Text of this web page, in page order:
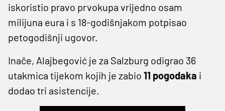
iskoristio pravo prvokupa vrijedno osam
milijuna eura i s 18-godišnjakom potpisao
petogodišnji ugovor.
Inače, Alajbegović je za Salzburg odigrao 36
utakmica tijekom kojih je zabio 11 pogodaka i
dodao tri asistencije.